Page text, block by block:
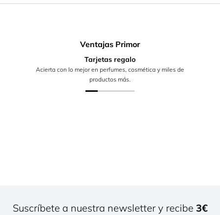
Ventajas Primor
Tarjetas regalo
Acierta con lo mejor en perfumes, cosmética y miles de
productos más.
Suscríbete a nuestra newsletter y recibe 3€